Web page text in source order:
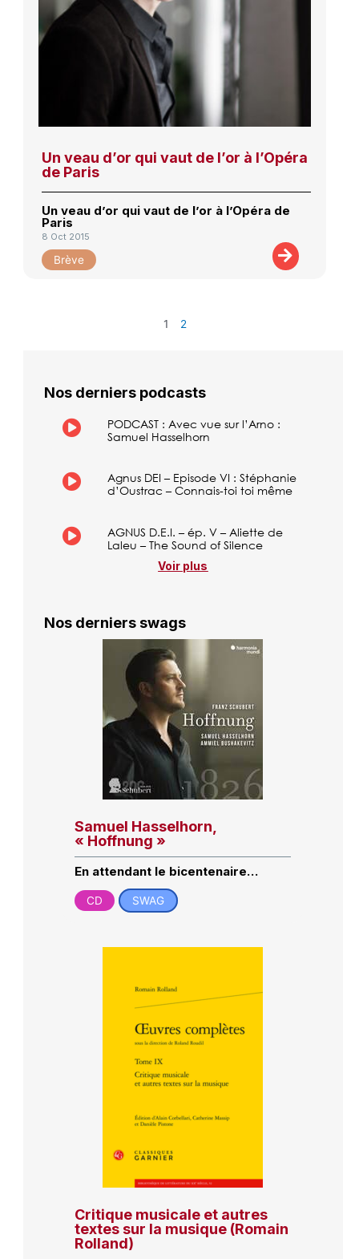
Un veau d’or qui vaut de l’or à l’Opéra
de Paris
Un veau d’or qui vaut de l’or à l’Opéra de
Paris
8 Oct 2015
Brève
1 2
Nos derniers podcasts
PODCAST : Avec vue sur l’Arno :
Samuel Hasselhorn
Agnus DEI – Episode VI : Stéphanie
d’Oustrac – Connais-toi toi même
AGNUS D.E.I. – ép. V – Aliette de
Laleu – The Sound of Silence
Voir plus
Nos derniers swags
Samuel Hasselhorn,
« Hoffnung »
En attendant le bicentenaire…
CD SWAG
Critique musicale et autres
textes sur la musique (Romain
Rolland)